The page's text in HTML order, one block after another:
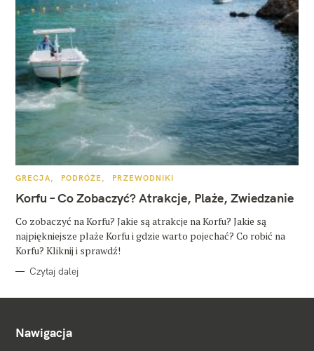
K
T
E
O
R
I
GRECJA PODRÓŻE PRZEWODNIKI
Korfu – Co Zobaczyć? Atrakcje, Plaże, Zwiedzanie
Co zobaczyć na Korfu? Jakie są atrakcje na Korfu? Jakie są
najpiękniejsze plaże Korfu i gdzie warto pojechać? Co robić na
Korfu? Kliknij i sprawdź!
Czytaj dalej
Nawigacja